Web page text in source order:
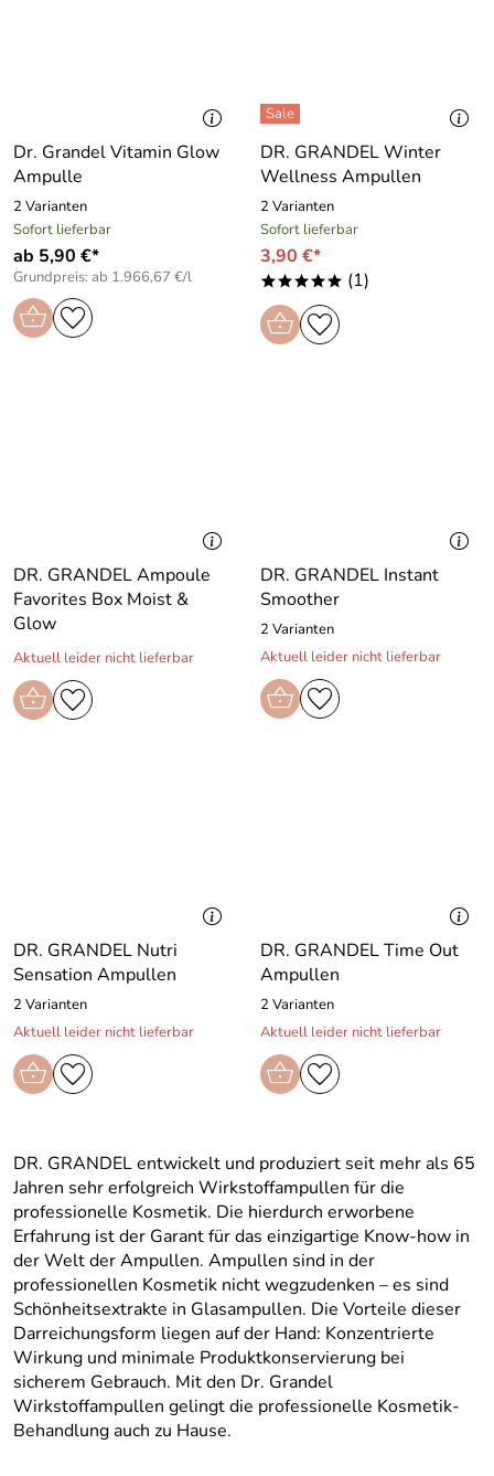
Dr. Grandel Vitamin Glow
Ampulle
2 Varianten
Sofort lieferbar
ab 5,90 €*
Grundpreis: ab 1.966,67 €/l
DR. GRANDEL Winter
Wellness Ampullen
2 Varianten
Sofort lieferbar
3,90 €*
***** (1)
DR. GRANDEL Ampoule
Favorites Box Moist &
Glow
Aktuell leider nicht lieferbar
DR. GRANDEL Instant
Smoother
2 Varianten
Aktuell leider nicht lieferbar
DR. GRANDEL Nutri
Sensation Ampullen
2 Varianten
Aktuell leider nicht lieferbar
DR. GRANDEL Time Out
Ampullen
2 Varianten
Aktuell leider nicht lieferbar
DR. GRANDEL entwickelt und produziert seit mehr als 65
Jahren sehr erfolgreich Wirkstoffampullen für die
professionelle Kosmetik. Die hierdurch erworbene
Erfahrung ist der Garant für das einzigartige Know-how in
der Welt der Ampullen. Ampullen sind in der
professionellen Kosmetik nicht wegzudenken – es sind
Schönheitsextrakte in Glasampullen. Die Vorteile dieser
Darreichungsform liegen auf der Hand: Konzentrierte
Wirkung und minimale Produktkonservierung bei
sicherem Gebrauch. Mit den Dr. Grandel
Wirkstoffampullen gelingt die professionelle Kosmetik-
Behandlung auch zu Hause.